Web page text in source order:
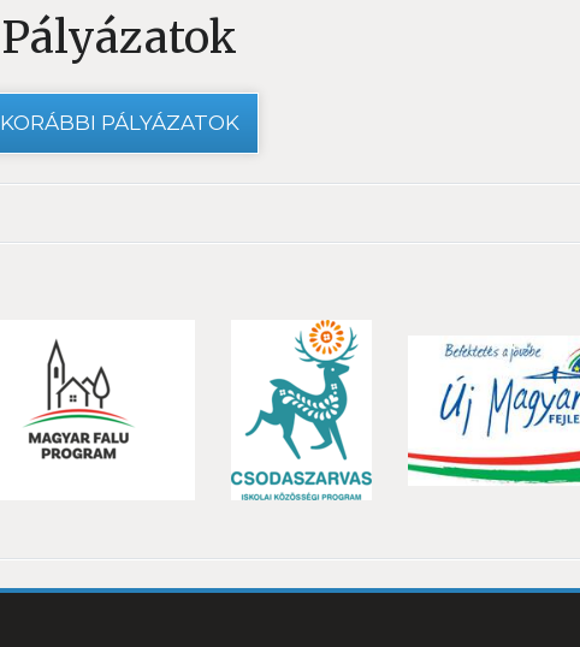
Pályázatok
KORÁBBI PÁLYÁZATOK